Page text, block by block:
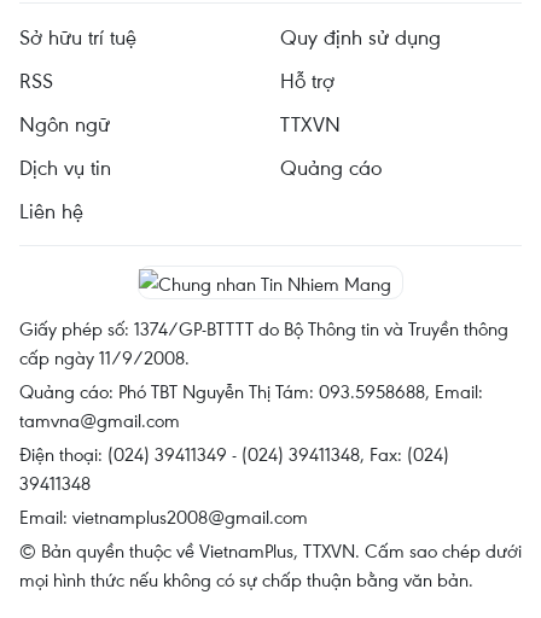
Sở hữu trí tuệ
Quy định sử dụng
RSS
Hỗ trợ
Ngôn ngữ
TTXVN
Dịch vụ tin
Quảng cáo
Liên hệ
Giấy phép số: 1374/GP-BTTTT do Bộ Thông tin và Truyền thông
cấp ngày 11/9/2008.
Quảng cáo: Phó TBT Nguyễn Thị Tám: 093.5958688, Email:
tamvna@gmail.com
Điện thoại: (024) 39411349 - (024) 39411348, Fax: (024)
39411348
Email: vietnamplus2008@gmail.com
© Bản quyền thuộc về VietnamPlus, TTXVN. Cấm sao chép dưới
mọi hình thức nếu không có sự chấp thuận bằng văn bản.